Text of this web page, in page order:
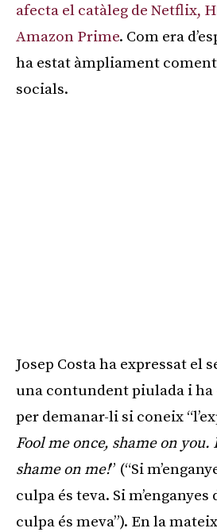
afecta el catàleg de Netflix,
Amazon Prime. Com era
ha estat àmpliament
socials.
Josep Costa ha expressat el
una contundent piulada i ha
per demanar-li si coneix
Fool me once, shame on you.
shame on me!” (“Si
culpa és teva. Si m’enganyes
culpa és meva”). En la